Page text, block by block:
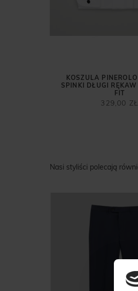
KOSZULA
SPINKI DŁUGI
FIT
329,00 ZŁ
Nasi styliści polecają